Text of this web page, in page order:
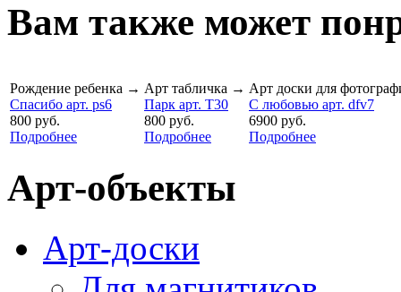
Вам также может
Рождение ребенка →
Спасибо арт. ps6
800 руб.
Подробнее
Арт табличка →
Парк арт. T30
800 руб.
Подробнее
Арт доски для
С любовью арт. dfv7
6900 руб.
Подробнее
Арт-объекты
Арт-доски